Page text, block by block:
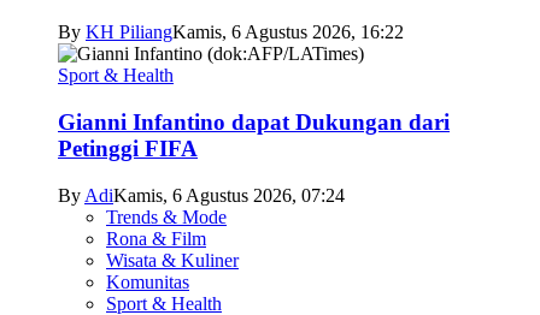
By KH PiliangKamis, 6 Agustus 2026, 16:22
Sport & Health
Gianni Infantino dapat Dukungan dari
Petinggi FIFA
By AdiKamis, 6 Agustus 2026, 07:24
Trends & Mode
Rona & Film
Wisata & Kuliner
Komunitas
Sport & Health